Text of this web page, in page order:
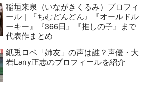
稲垣来泉（いながきくるみ）プロフィ
ール｜『ちむどんどん』『オールドル
ーキー』『366日』『推しの子』まで
代表作まとめ
紙兎ロペ「姉友」の声は誰？声優・大
岩Larry正志のプロフィールを紹介